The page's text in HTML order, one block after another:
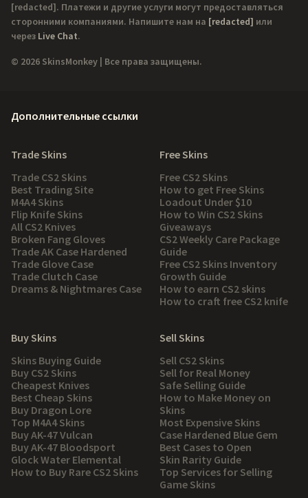
[redacted]. Платежи и другие услуги могут предоставляться
сторонними компаниями. Напишите нам на [redacted] или
через Live Chat.
© 2026 SkinsMonkey | Все права защищены.
Дополнительные ссылки
Trade Skins
Trade CS2 Skins
Best Trading Site
M4A4 Skins
Flip Knife Skins
All CS2 Knives
Broken Fang Gloves
Trade AK Case Hardened
Trade Glove Case
Trade Clutch Case
Dreams & Nightmares Case
Free Skins
Free CS2 Skins
How to get Free Skins
Loadout Under $10
How to Win CS2 Skins
Giveaways
CS2 Weekly Care Package
Guide
Free CS2 Skins Inventory
Growth Guide
How to earn CS2 skins
How to craft free CS2 knife
Buy Skins
Skins Buying Guide
Buy CS2 Skins
Cheapest Knives
Best Cheap Skins
Buy Dragon Lore
Top M4A4 Skins
Buy AK-47 Vulcan
Buy AK-47 Bloodsport
Glock Water Elemental
How to Buy Rare CS2 Skins
Sell Skins
Sell CS2 Skins
Sell for Real Money
Safe Selling Guide
How to Make Money on
Skins
Most Expensive Skins
Case Hardened Blue Gem
Best Cases to Open
Skin Rarity Guide
Top Services for Selling
Game Skins